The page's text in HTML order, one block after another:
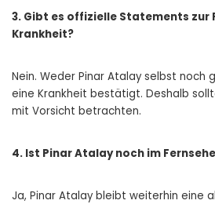
3. Gibt es offizielle Statements zur
Krankheit?
Nein. Weder Pinar Atalay selbst noch
eine Krankheit bestätigt. Deshalb
mit Vorsicht betrachten.
4. Ist Pinar Atalay noch im
Ja, Pinar Atalay bleibt weiterhin eine